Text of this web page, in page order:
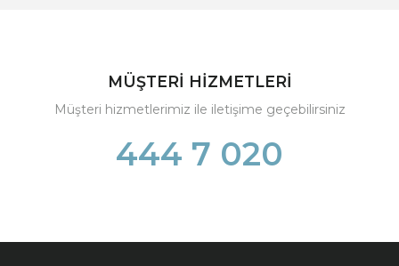
MÜŞTERİ HİZMETLERİ
Müşteri hizmetlerimiz ile iletişime geçebilirsiniz
444 7 020